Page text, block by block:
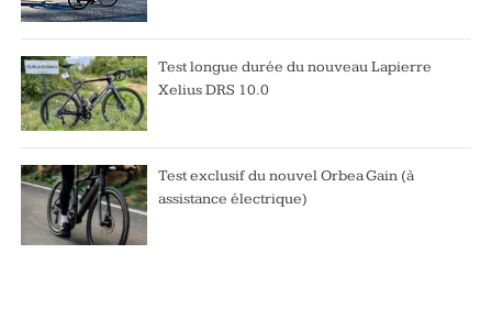
Test longue durée du nouveau Lapierre
Xelius DRS 10.0
Test exclusif du nouvel Orbea Gain (à
assistance électrique)